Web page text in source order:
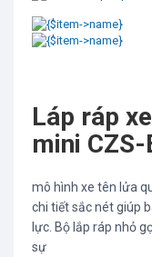
Láp ráp
mini
mô hình xe tên lửa
chi tiết sắc nét giúp
lực. Bộ lắp ráp nhỏ
sự